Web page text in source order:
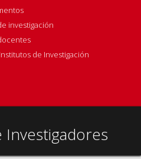
investigación
de Investigación
Investigadores